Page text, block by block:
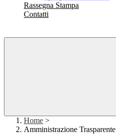
Rassegna Stampa
Contatti
Home >
Amministrazione Trasparente